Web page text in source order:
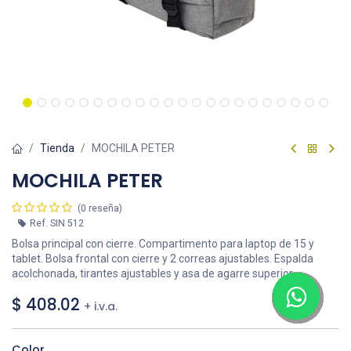
Tienda MOCHILA PETER
MOCHILA PETER
(0 reseña)
Ref. SIN 512
Bolsa principal con cierre. Compartimento para laptop de 15 y
tablet. Bolsa frontal con cierre y 2 correas ajustables. Espalda
acolchonada, tirantes ajustables y asa de agarre superior.
$ 408.02 + i.v.a.